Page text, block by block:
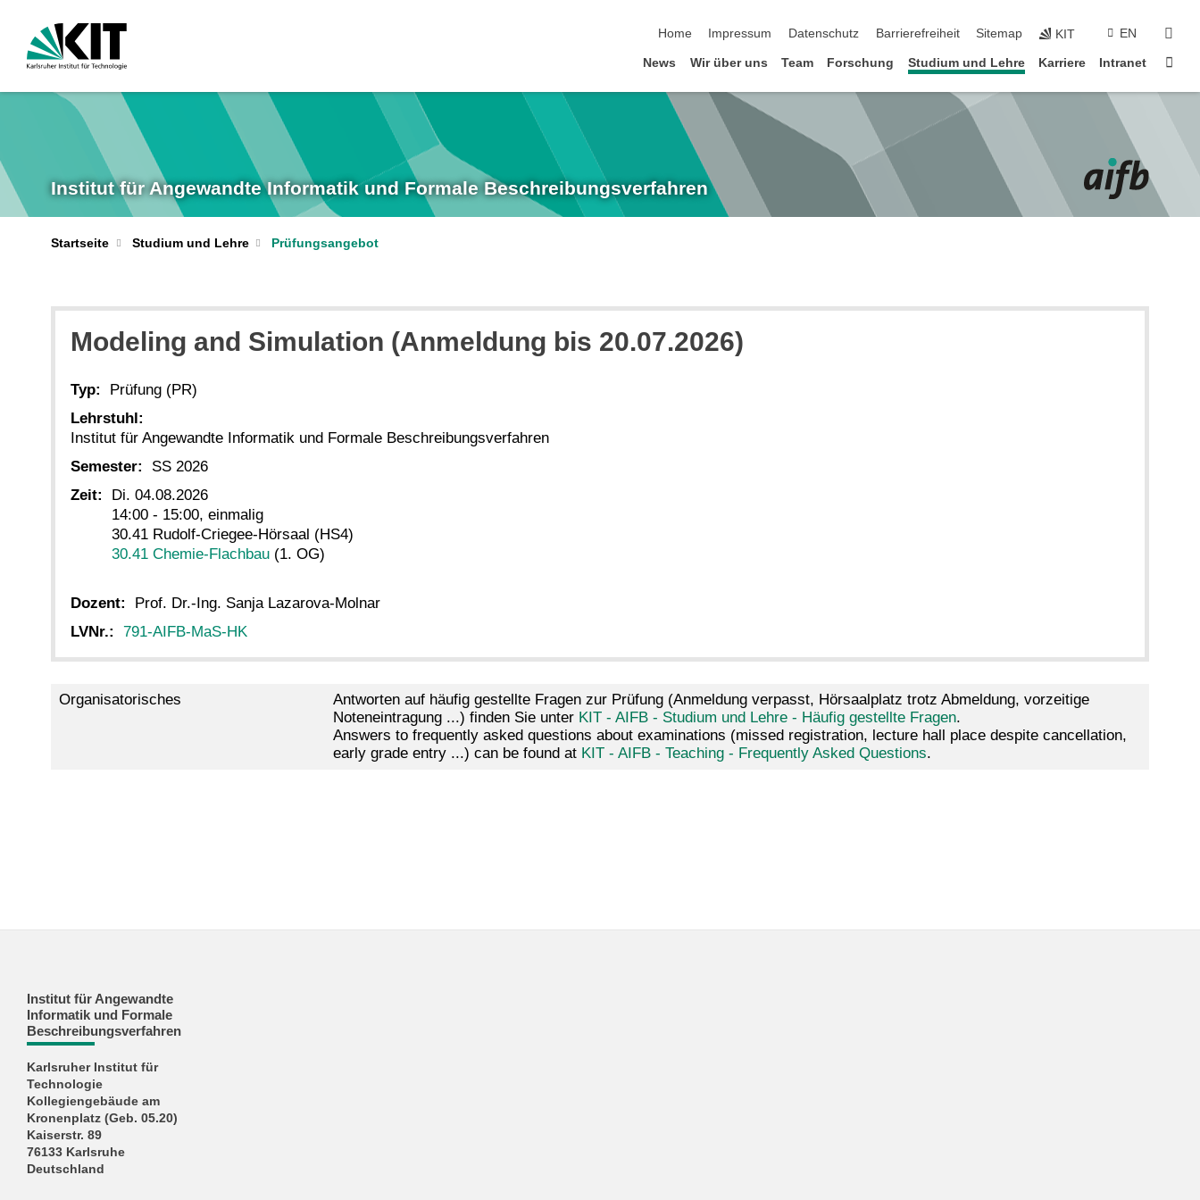
Home
Impressum Datenschutz Barrierefreiheit Sitemap KIT EN
News Wir über uns Team Forschung Studium und Lehre Karriere Intranet
Institut für Angewandte Informatik und Formale Beschreibungsverfahren
Startseite Studium und Lehre Prüfungsangebot
Modeling and Simulation (Anmeldung bis 20.07.2026)
Typ:
Prüfung (PR)
Lehrstuhl:
Institut für Angewandte Informatik und Formale Beschreibungsverfahren
Semester:
SS 2026
Zeit:
Di. 04.08.2026
14:00 - 15:00, einmalig
30.41 Rudolf-Criegee-Hörsaal (HS4)
30.41 Chemie-Flachbau (1. OG)
Dozent:
Prof. Dr.-Ing. Sanja Lazarova-Molnar
LVNr.:
791-AIFB-MaS-HK
Organisatorisches
Antworten auf häufig gestellte Fragen zur Prüfung (Anmeldung verpasst, Hörsaalplatz trotz Abmeldung, vorzeitige
Noteneintragung ...) finden Sie unter KIT - AIFB - Studium und Lehre - Häufig gestellte Fragen.
Answers to frequently asked questions about examinations (missed registration, lecture hall place despite cancellation,
early grade entry ...) can be found at KIT - AIFB - Teaching - Frequently Asked Questions.
Institut für Angewandte
Informatik und Formale
Beschreibungsverfahren
Karlsruher Institut für
Technologie
Kollegiengebäude am
Kronenplatz (Geb. 05.20)
Kaiserstr. 89
76133 Karlsruhe
Deutschland